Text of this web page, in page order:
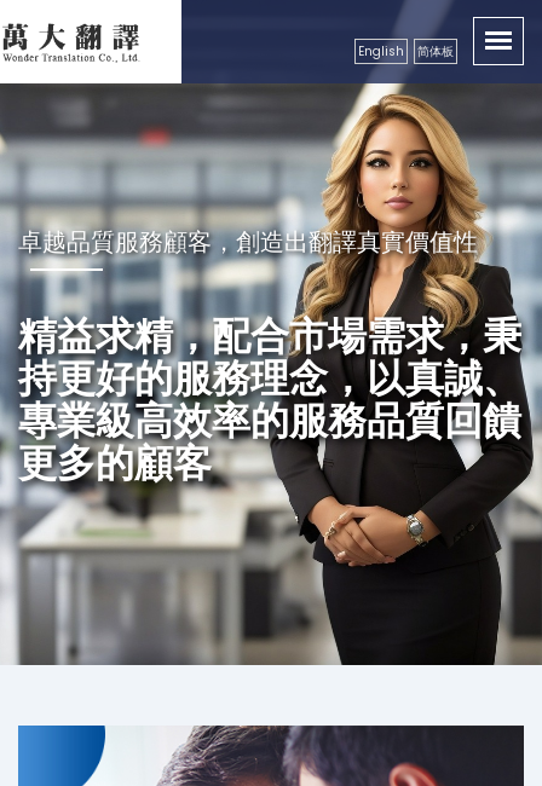
English 简体板
優秀的團隊、一流的翻譯人才、專業知識導向
專業諮詢顧問，針對客戶翻譯
內容、時間進行規劃；並確實
掌握顧客的時效性及準確性。
卓越品質服務顧客，創造出翻譯真實價值性
精益求精，配合市場需求，秉
持更好的服務理念，以真誠、
專業級高效率的服務品質回饋
更多的顧客
秉持成功的企業要領，永續經營
良好的服務及翻譯品質保證，
獲得各公、民營機構、工商團
體，學校等認可